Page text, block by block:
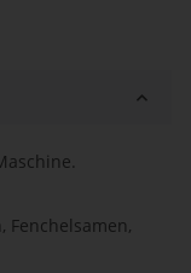
Fenchelsamen,